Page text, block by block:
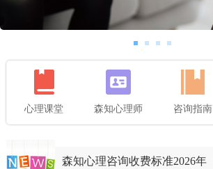
心理课堂 森知心理师 咨询指南
森知心理咨询收费标准2026年